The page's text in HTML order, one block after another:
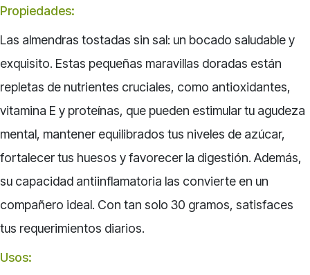
Propiedades:
Las almendras tostadas sin sal: un bocado saludable y
exquisito. Estas pequeñas maravillas doradas están
repletas de nutrientes cruciales, como antioxidantes,
vitamina E y proteínas, que pueden estimular tu agudeza
mental, mantener equilibrados tus niveles de azúcar,
fortalecer tus huesos y favorecer la digestión. Además,
su capacidad antiinflamatoria las convierte en un
compañero ideal. Con tan solo 30 gramos, satisfaces
tus requerimientos diarios.
Usos: